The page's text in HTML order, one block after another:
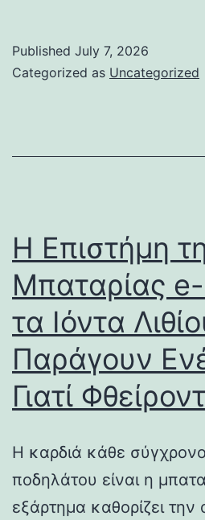
Published July 7, 2026
Categorized as Uncategorized
Η Επιστήμη
Μπαταρίας
τα Ιόντα
Παράγουν
Γιατί
Η καρδιά κάθε
ποδηλάτου είναι η
εξάρτημα καθορίζει